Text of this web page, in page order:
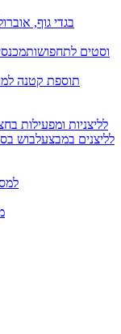
בגדי גוף,
וסטים לתחפושות
תוספת קטנה
לליצניות ומפעילות
לליצנים במבצעלבוש